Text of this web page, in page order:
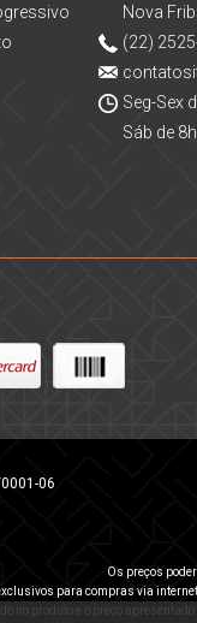
Nova
(22)
Seg-Sex
Sáb de
06
Os preços
para compras via
no produto e o preço